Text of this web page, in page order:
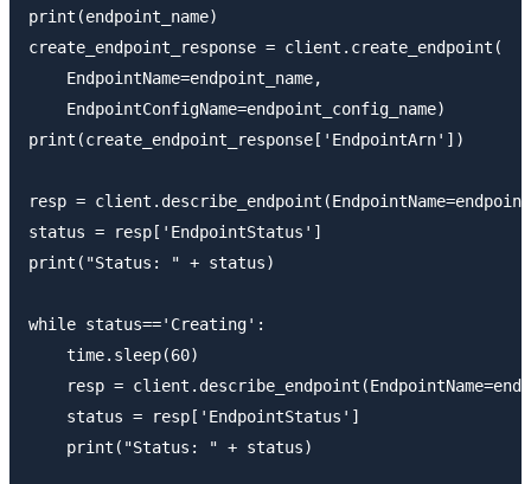
print(endpoint_name)
create_endpoint_response = client.create_endpoint(
    EndpointName=endpoint_name,
    EndpointConfigName=endpoint_config_name)
print(create_endpoint_response['EndpointArn'])
resp =
status = resp['EndpointStatus']
print("Status: " + status)
while status=='Creating':
    time.sleep(60)
resp =
    status = resp['EndpointStatus']
    print("Status: " + status)